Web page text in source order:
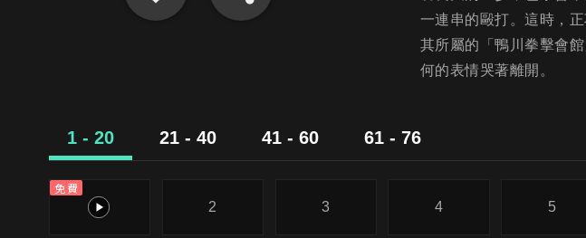
一連串的毆打。這時，
其所屬的「鴨川拳擊會
何的表情哭著離開。
1 - 20 21 - 40 41 - 60 61 - 76
免費
1
2 3 4 5